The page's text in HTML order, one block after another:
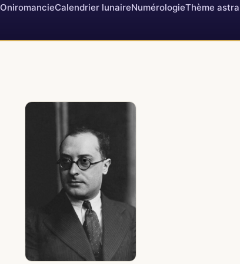
OniromancieCalendrier lunaireNumérologieThème